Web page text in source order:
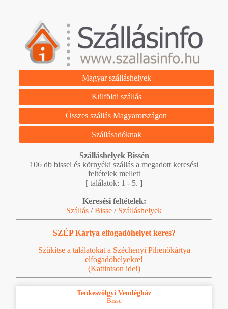
Magyar szálláshelyek
Külföldi szállás
Összes szállás Magyarországon
Szállásadóknak
Szálláshelyek Bissén
106 db bissei és környéki szállás a megadott keresési
feltételek mellett
[ találatok: 1 - 5. ]
Keresési feltételek:
Szállás /Bisse / Szálláshelyek
SZÉP Kártya elfogadóhelyet keres?
Szűkítse a találatokat a Széchenyi Pihenőkártya
elfogadóhelyekre!
(Kattintson ide!)
Tenkesvölgyi Vendégház
Bisse